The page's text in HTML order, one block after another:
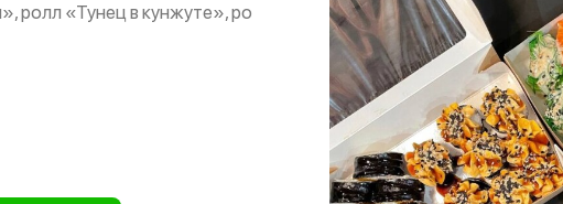
ролл «Тунец в кунжуте», ро